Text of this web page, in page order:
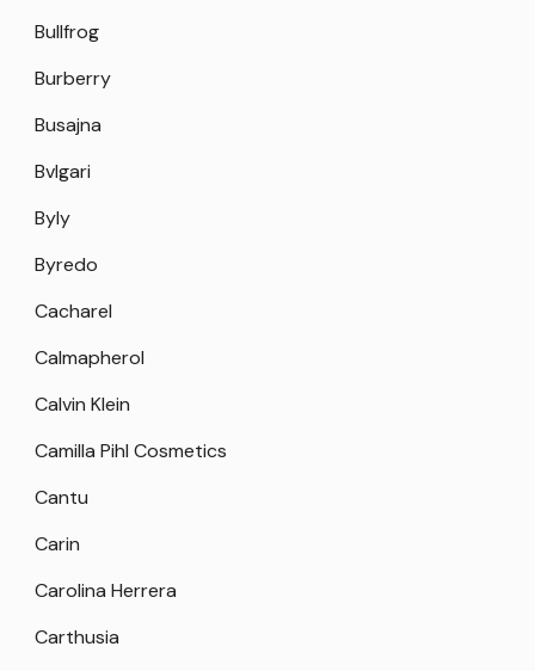
Bullfrog
Burberry
Busajna
Bvlgari
Byly
Byredo
Cacharel
Calmapherol
Calvin Klein
Camilla Pihl Cosmetics
Cantu
Carin
Carolina Herrera
Carthusia